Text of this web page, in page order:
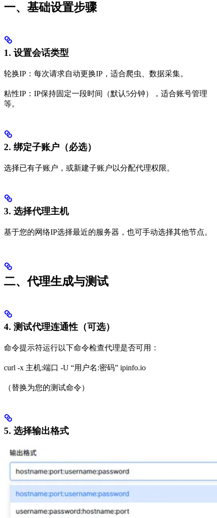
一、基础设置步骤
1. 设置会话类型
轮换IP：每次请求自动更换IP，适合爬虫、数据采集。
粘性IP：IP保持固定一段时间（默认5分钟），适合账号管理
等。
2. 绑定子账户（必选）
选择已有子账户，或新建子账户以分配代理权限。
3. 选择代理主机
基于您的网络IP选择最近的服务器，也可手动选择其他节点。
二、代理生成与测试
4. 测试代理连通性（可选）
命令提示符运行以下命令检查代理是否可用：
curl -x 主机:端口 -U “用户名:密码” ipinfo.io
（替换为您的测试命令）
5. 选择输出格式